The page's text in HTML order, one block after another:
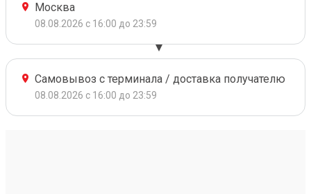
Москва
08.08.2026 с 16:00 до 23:59
Самовывоз с терминала / доставка получателю
08.08.2026 с 16:00 до 23:59